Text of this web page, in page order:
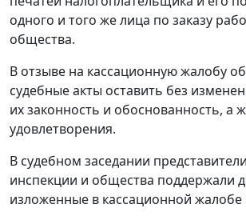
одного и того же лица по заказу
общества.
В отзыве на кассационную жалобу
судебные акты оставить без
их законность и обоснованность, а
удовлетворения.
В судебном заседании
инспекции и общества поддержали
изложенные в кассационной жалобе